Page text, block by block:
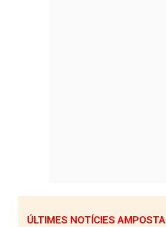
ÚLTIMES NOTÍCIES AMPOSTA